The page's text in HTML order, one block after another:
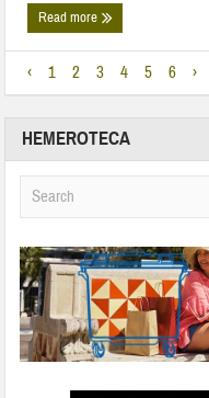
Read more
‹ 1 2 3 4 5 6 ›
HEMEROTECA